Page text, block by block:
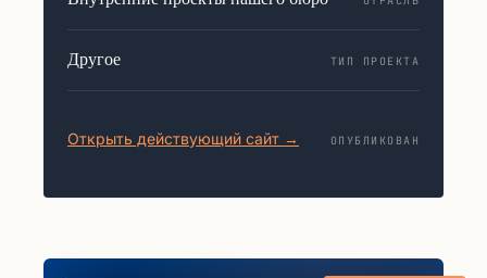
Другое ТИП ПРОЕКТА
Открыть действующий сайт → ОПУБЛИКОВАН